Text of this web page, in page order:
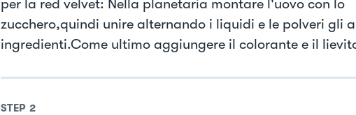
per la red velvet: Nella planetaria montare l'uovo con lo
zucchero,quindi unire alternando i liquidi e le polveri gli
ingredienti.Come ultimo aggiungere il colorante e il
STEP 2